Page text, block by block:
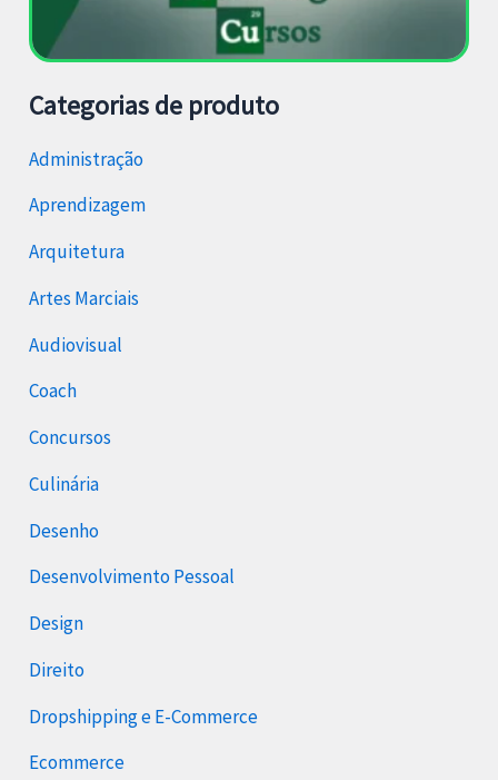
Categorias de produto
Administração
Aprendizagem
Arquitetura
Artes Marciais
Audiovisual
Coach
Concursos
Culinária
Desenho
Desenvolvimento Pessoal
Design
Direito
Dropshipping e E-Commerce
Ecommerce